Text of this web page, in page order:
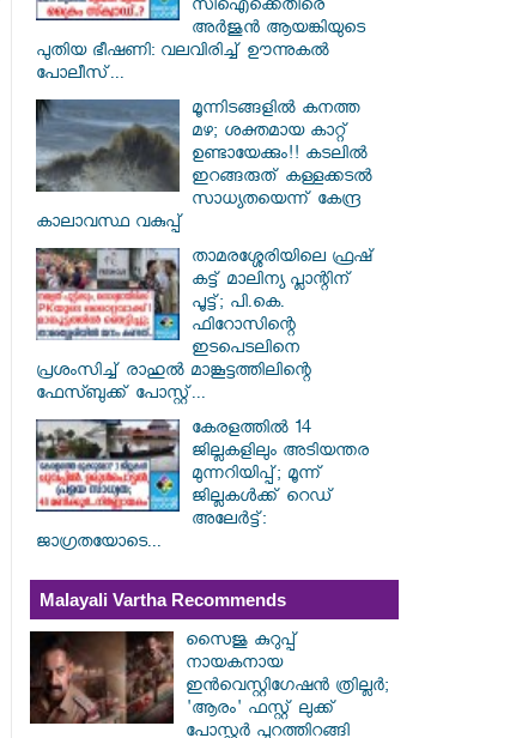
സിഐക്കെതിരെ
അർജുൻ ആയങ്കിയുടെ
പുതിയ ഭീഷണി: വലവിരിച്ച് ഊന്നുകൽ
പോലീസ്...
മൂന്നിടങ്ങളിൽ കനത്ത
മഴ; ശക്തമായ കാറ്റ്
ഉണ്ടായേക്കും!! കടലിൽ
ഇറങ്ങരുത് കള്ളക്കടൽ
സാധ്യതയെന്ന് കേന്ദ്ര
കാലാവസ്ഥ വകുപ്പ്
താമരശ്ശേരിയിലെ ഫ്രഷ്
കട്ട് മാലിന്യ പ്ലാന്റിന്
പൂട്ട്; പി.കെ.
ഫിറോസിന്റെ
ഇടപെടലിനെ
പ്രശംസിച്ച് രാഹുൽ മാങ്കൂട്ടത്തിലിന്റെ
ഫേസ്ബുക്ക് പോസ്റ്റ്...
കേരളത്തിൽ 14
ജില്ലകളിലും അടിയന്തര
മുന്നറിയിപ്പ്; മൂന്ന്
ജില്ലകൾക്ക് റെഡ്
അലേർട്ട്:
ജാഗ്രതയോടെ...
Malayali Vartha Recommends
സൈജു കുറുപ്പ്
നായകനായ
ഇൻവെസ്റ്റിഗേഷൻ ത്രില്ലർ;
'ആരം' ഫസ്റ്റ് ലുക്ക്